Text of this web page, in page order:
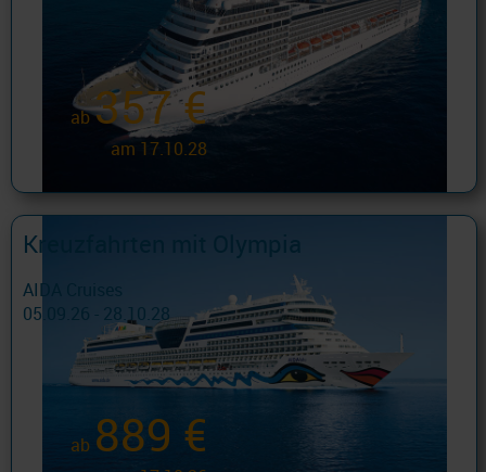
ab357 €
am 17.10.28
Kreuzfahrten mit Olympia
AIDA Cruises
05.09.26 - 28.10.28
ab 889 €